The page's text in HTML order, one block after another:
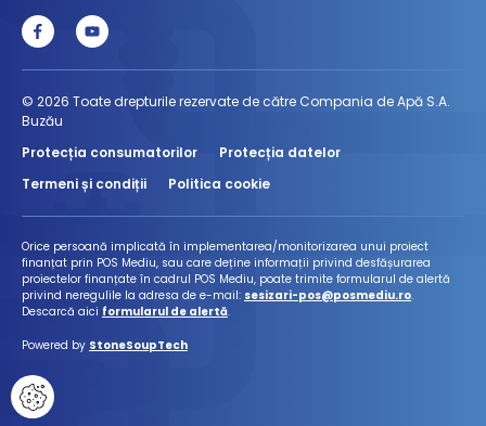
© 2026 Toate drepturile rezervate de către Compania de Apă S.A.
Buzău
Protecția consumatorilor
Protecția datelor
Termeni și condiții
Politica cookie
Orice persoană implicată în implementarea/monitorizarea unui proiect
finanțat prin POS Mediu, sau care deține informații privind desfășurarea
proiectelor finanțate în cadrul POS Mediu, poate trimite formularul de alertă
privind neregulile la adresa de e-mail: sesizari-pos@posmediu.ro.
Descarcă aici formularul de alertă.
Powered by StoneSoupTech